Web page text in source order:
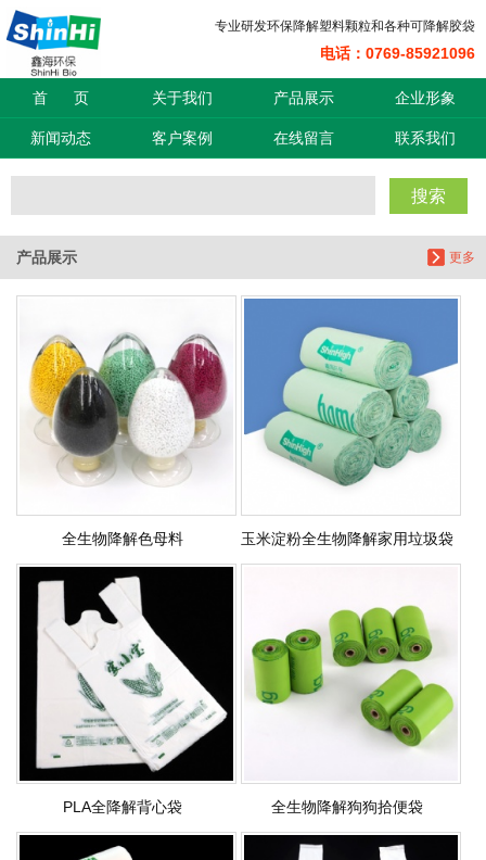
专业研发环保降解塑料颗粒和各种可降解胶袋
电话：0769-85921096
首 页 关于我们 产品展示 企业形象
新闻动态 客户案例 在线留言 联系我们
搜索
更多
产品展示
全生物降解色母料 玉米淀粉全生物降解家用垃圾袋
PLA全降解背心袋 全生物降解狗狗拾便袋
信息搜索
搜索